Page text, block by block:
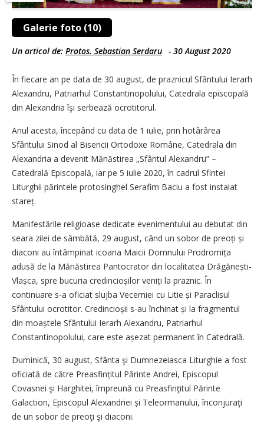
Galerie foto (10)
Un articol de: Protos. Sebastian Serdaru - 30 August 2020
În fiecare an pe data de 30 august, de praznicul Sfântului Ierarh
Alexandru, Patriarhul Constantinopolului, Catedrala episcopală
din Alexandria îşi serbează ocrotitorul.
Anul acesta, începând cu data de 1 iulie, prin hotârârea
Sfântului Sinod al Bisericii Ortodoxe Române, Catedrala din
Alexandria a devenit Mănăstirea „Sfântul Alexandru” –
Catedrală Episcopală, iar pe 5 iulie 2020, în cadrul Sfintei
Liturghii părintele protosinghel Serafim Baciu a fost instalat
stareț.
Manifestările religioase dedicate evenimentului au debutat din
seara zilei de sâmbătă, 29 august, când un sobor de preoți și
diaconi au întâmpinat icoana Maicii Domnului Prodromița
adusă de la Mănăstirea Pantocrator din localitatea Drăgănești-
Vlașca, spre bucuria credincioșilor veniți la praznic. În
continuare s-a oficiat slujba Vecerniei cu Litie și Paraclisul
Sfântului ocrotitor. Credincioșii s-au închinat și la fragmentul
din moaștele Sfântului Ierarh Alexandru, Patriarhul
Constantinopolului, care este așezat permanent în Catedrală.
Duminică, 30 august, Sfânta şi Dumnezeiasca Liturghie a fost
oficiată de către Preasfințitul Părinte Andrei, Episcopul
Covasnei şi Harghitei, împreună cu Preasfinţitul Părinte
Galaction, Episcopul Alexandriei și Teleormanului, înconjuraţi
de un sobor de preoţi şi diaconi.